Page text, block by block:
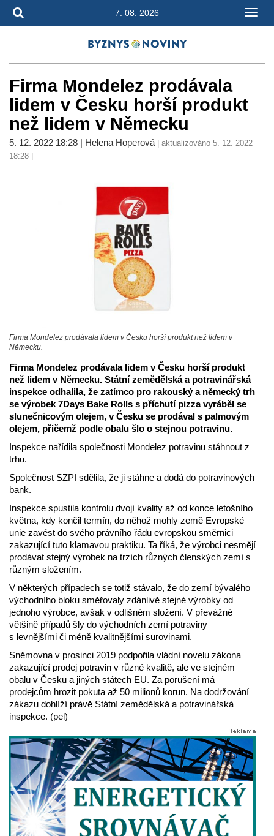
7. 08. 2026
Firma Mondelez prodávala
lidem v Česku horší produkt
než lidem v Německu
5. 12. 2022 18:28 | Helena Hoperová
| aktualizováno 5. 12. 2022
18:28 |
Firma Mondelez prodávala lidem v Česku horší produkt než lidem v
Německu.
Firma Mondelez prodávala lidem v Česku horší produkt
než lidem v Německu. Státní zemědělská a potravinářská
inspekce odhalila, že zatímco pro rakouský a německý trh
se výrobek 7Days Bake Rolls s příchutí pizza vyráběl se
slunečnicovým olejem, v Česku se prodával s palmovým
olejem, přičemž podle obalu šlo o stejnou potravinu.
Inspekce nařídila společnosti Mondelez potravinu stáhnout z
trhu.
Společnost SZPI sdělila, že ji stáhne a dodá do potravinových
bank.
Inspekce spustila kontrolu dvojí kvality až od konce letošního
května, kdy končil termín, do něhož mohly země Evropské
unie zavést do svého právního řádu evropskou směrnici
zakazující tuto klamavou praktiku. Ta říká, že výrobci nesmějí
prodávat stejný výrobek na trzích různých členských zemí s
různým složením.
V některých případech se totiž stávalo, že do zemí bývalého
východního bloku směřovaly zdánlivě stejné výrobky od
jednoho výrobce, avšak v odlišném složení. V převážné
většině případů šly do východních zemí potraviny
s levnějšími či méně kvalitnějšími surovinami.
Sněmovna v prosinci 2019 podpořila vládní novelu zákona
zakazující prodej potravin v různé kvalitě, ale ve stejném
obalu v Česku a jiných státech EU. Za porušení má
prodejcům hrozit pokuta až 50 milionů korun. Na dodržování
zákazu dohlíží právě Státní zemědělská a potravinářská
inspekce. (pel)